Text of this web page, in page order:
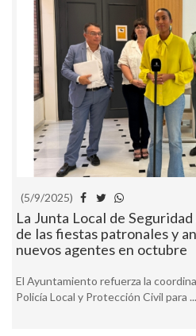
(5/9/2025)
La Junta Local de
de las fiestas patronales y
nuevos agentes en octubre
El Ayuntamiento refuerza la
Policía Local y Protección Civil para ...